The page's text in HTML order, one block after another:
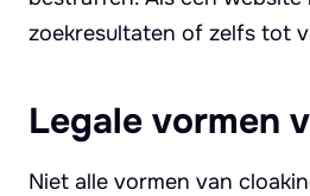
zoekresultaten of zelfs tot
Legale vormen
Niet alle vormen van